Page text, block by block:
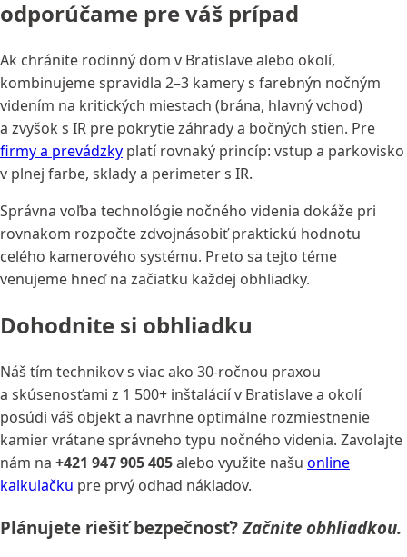
odporúčame pre váš prípad
Ak chránite rodinný dom v Bratislave alebo okolí,
kombinujeme spravidla 2–3 kamery s farebnýn nočným
videním na kritických miestach (brána, hlavný vchod)
a zvyšok s IR pre pokrytie záhrady a bočných stien. Pre
firmy a prevádzky platí rovnaký princíp: vstup a parkovisko
v plnej farbe, sklady a perimeter s IR.
Správna voľba technológie nočného videnia dokáže pri
rovnakom rozpočte zdvojnásobiť praktickú hodnotu
celého kamerového systému. Preto sa tejto téme
venujeme hneď na začiatku každej obhliadky.
Dohodnite si obhliadku
Náš tím technikov s viac ako 30-ročnou praxou
a skúsenosťami z 1 500+ inštalácií v Bratislave a okolí
posúdi váš objekt a navrhne optimálne rozmiestnenie
kamier vrátane správneho typu nočného videnia. Zavolajte
nám na +421 947 905 405alebo využite našu online
kalkulačku pre prvý odhad nákladov.
Plánujete riešiť bezpečnosť?Začnite obhliadkou.